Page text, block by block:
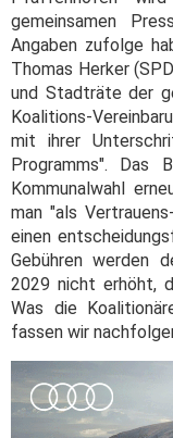
gemeinsamen
Angaben zufolge
Thomas Herker
und Stadträte der
Koalitions-
mit ihrer
Programms". Das
Kommunalwahl
man "als
einen
Gebühren werden
2029 nicht erhöht,
Was die
fassen wir